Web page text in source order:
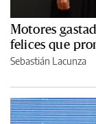
Motores
felices que
Sebastián Lacunza